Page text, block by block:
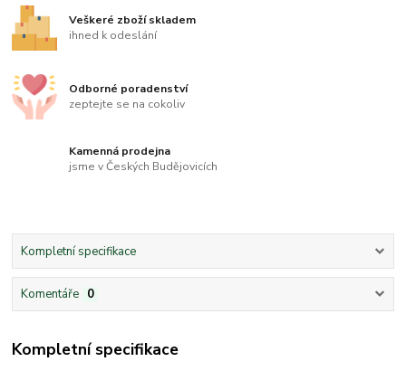
Veškeré zboží skladem
ihned k odeslání
Odborné poradenství
zeptejte se na cokoliv
Kamenná prodejna
jsme v Českých Budějovicích
Kompletní specifikace
Komentáře 0
Kompletní specifikace